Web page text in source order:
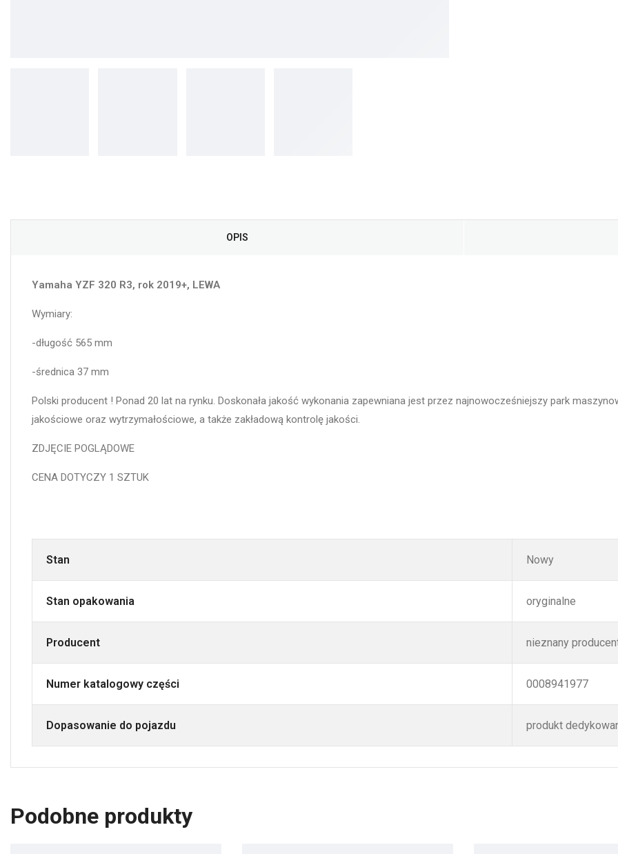
OPIS
Yamaha YZF 320 R3, rok 2019+, LEWA
Wymiary:
-długość 565 mm
-średnica 37 mm
Polski producent ! Ponad 20 lat na rynku. Doskonała jakość wykonania zapewniana jest przez najnowocześniejszy park
jakościowe oraz wytrzymałościowe, a także zakładową kontrolę jakości.
ZDJĘCIE POGLĄDOWE
CENA DOTYCZY 1 SZTUK
Stan Nowy
Stan opakowania oryginalne
Producent nieznany
Numer katalogowy części 0008941977
Dopasowanie do pojazdu produkt
Podobne produkty